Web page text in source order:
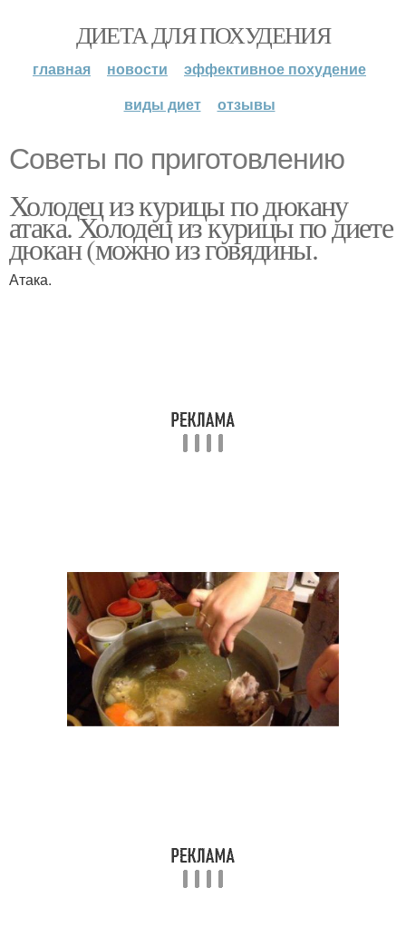
ДИЕТА ДЛЯ ПОХУДЕНИЯ
главная новости
эффективное похудение
виды диет
отзывы
Советы по приготовлению
Холодец из курицы по дюкану
атака. Холодец из курицы по диете
дюкан (можно из говядины.
Атака.